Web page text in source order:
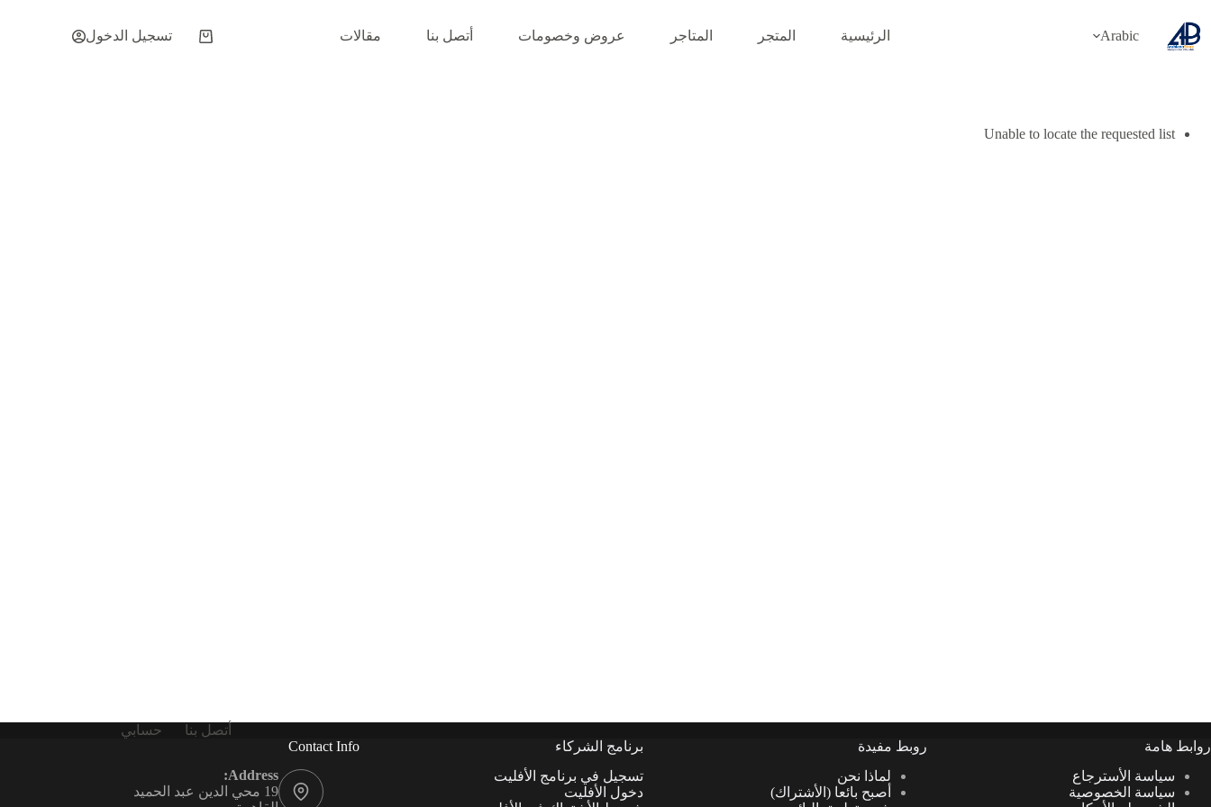
إلى
المحتوى
Arabic الرئيسية المتجر المتاجر عروض وخصومات أتصل بنا مقالات
عربة
تسجيل الدخول
Unable to locate the requested list
أتصل بنا
حسابي
روابط هامة
سياسة الأسترجاع
سياسة الخصوصية
روبط مفيدة
لماذا نحن
أصبح بائعا (الأشتراك)
برنامج الشركاء
تسجيل في برنامج الأفليت
دخول الأفليت
Contact Info
Address:
19 محي الدين عبد الحميد